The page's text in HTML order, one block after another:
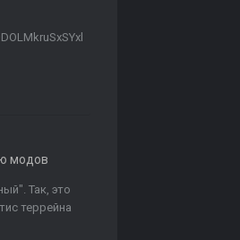
модов
Так, это
террейна